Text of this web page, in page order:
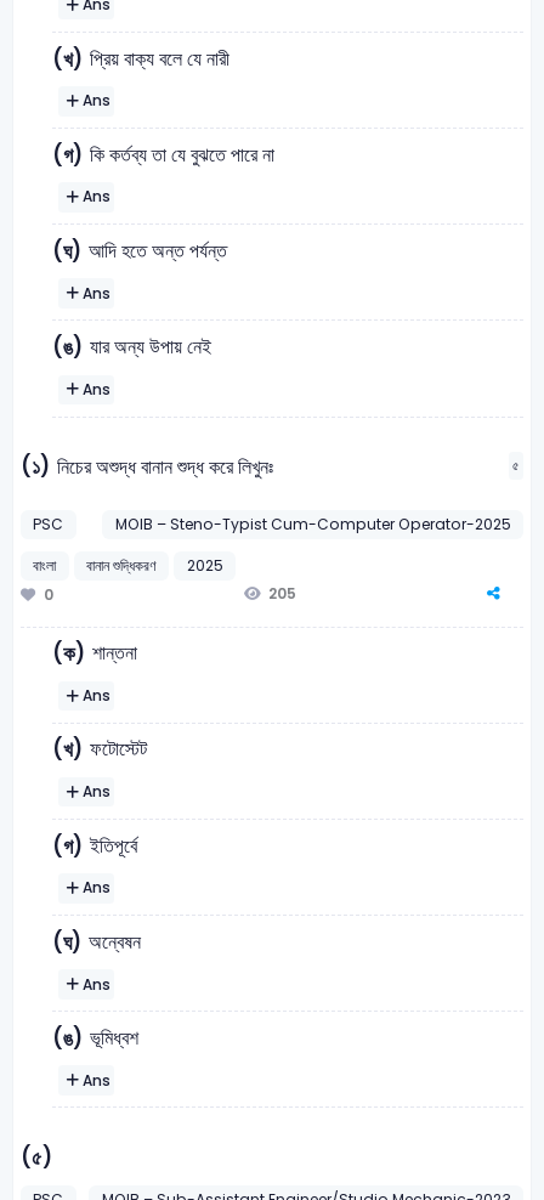
Ans
(খ) প্রিয় বাক্য বলে যে নারী
Ans
(গ) কি কর্তব্য তা যে বুঝতে পারে না
Ans
(ঘ) আদি হতে অন্ত পর্যন্ত
Ans
(ঙ) যার অন্য উপায় নেই
Ans
(১) নিচের অশুদ্ধ বানান শুদ্ধ করে লিখুনঃ ৫
PSC
MOIB – Steno-Typist Cum-Computer Operator-2025
বাংলা
বানান শুদ্ধিকরণ
2025
0
205
(ক) শান্তনা
Ans
(খ) ফটোস্টেট
Ans
(গ) ইতিপূর্বে
Ans
(ঘ) অন্বেষন
Ans
(ঙ) ভূমিধ্বশ
Ans
(৫)